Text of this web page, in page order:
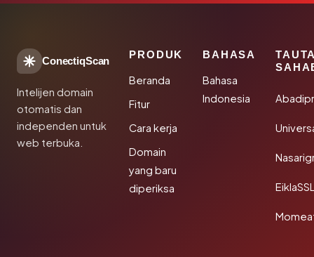
ConectiqScan
Intelijen domain
otomatis dan
independen untuk
web terbuka.
PRODUK
Beranda
Fitur
Cara kerja
Domain
yang baru
diperiksa
BAHASA
Bahasa
Indonesia